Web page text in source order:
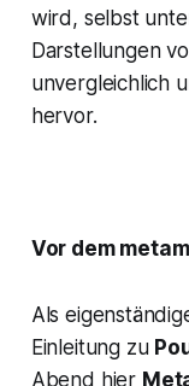
wird, selbst
Darstellungen
unvergleichlich
hervor.
Vor dem
Als
Einleitung zu
Abend hier